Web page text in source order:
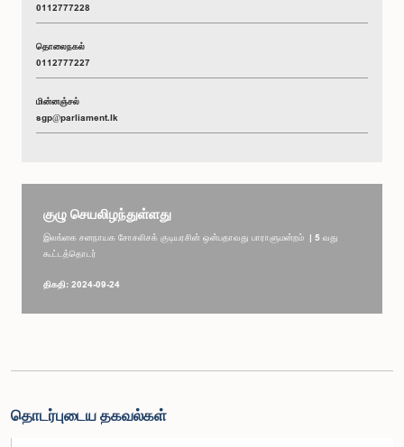
0112777228
தொலைநகல்
0112777227
மின்னஞ்சல்
sgp@parliament.lk
குழு செயலிழந்துள்ளது
இலங்கை சனநாயக சோசலிசக் குடியரசின் ஒன்பதாவது பாராளுமன்றம் | 5 வது
கூட்டத்தொடர்
திகதி: 2024-09-24
தொடர்புடைய தகவல்கள்